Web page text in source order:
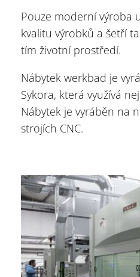
Pouze moderní výroba
kvalitu výrobků a šetří
tím životní prostředí.
Nábytek werkbad je
Sykora, která využívá
Nábytek je vyráběn na
strojích CNC.